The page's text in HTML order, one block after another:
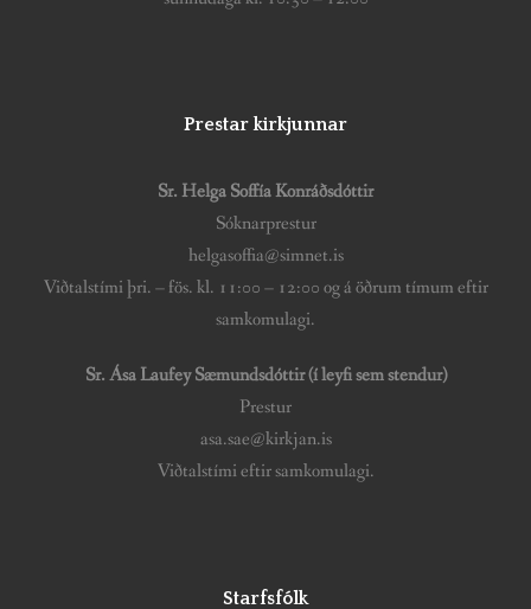
Prestar kirkjunnar
Sr. Helga Soffía Konráðsdóttir
Sóknarprestur
helgasoffia@simnet.is
Viðtalstími þri. – fös. kl. 11:00 – 12:00 og á öðrum tímum eftir
samkomulagi.
Sr. Ása Laufey Sæmundsdóttir (í leyfi sem stendur)
Prestur
asa.sae@kirkjan.is
Viðtalstími eftir samkomulagi.
Starfsfólk